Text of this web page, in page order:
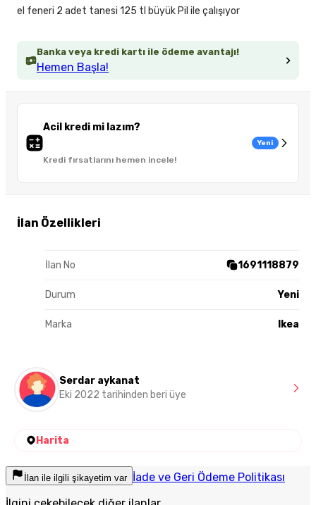
Banka veya kredi kartı ile ödeme avantajı!
Hemen Başla!
Acil kredi mi lazım?
Kredi fırsatlarını hemen incele!
Yeni
İlan Özellikleri
İlan No 1691118879
Durum Yeni
Marka Ikea
el feneri 2 adet tanesi 125 tl büyük Pil ile çalışıyor
Serdar aykanat
Eki 2022 tarihinden beri üye
Harita
İlan ile ilgili şikayetim var İade ve Geri Ödeme Politikası